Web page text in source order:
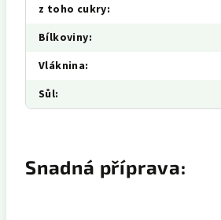
z toho cukry:
Bílkoviny:
Vláknina:
Sůl:
Snadná příprava: